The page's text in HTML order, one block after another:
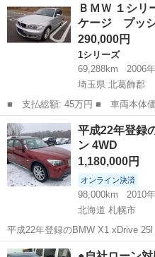
傷のみ） 🔴 エンジン：2000cc ツ
Bl...
ＢＭＷ １シ
ケージ プッ
290,000円
1シリーズ
69,288km
2006年
埼玉県 北葛飾郡
■ 支払総額: 45万円 ■ 車両本体価格： 290,000 円 ■ メーカー
名： ＢＭＷ ■ 車種名： １シ
ｉ Ｍスポーツパッケージ プッ
Ｄヘッドライト 純...
埼玉 北葛飾郡 1シリーズ
平成22年登録
ン 4WD
1,180,000円
オンライン決済
98,000km
2010年
北海道 札幌市
平成22年登録のBMW X1 xDrive 25l ハイライ
1,180,000円 ■メーカー名：BMW
北海道 札幌市 BMW 車